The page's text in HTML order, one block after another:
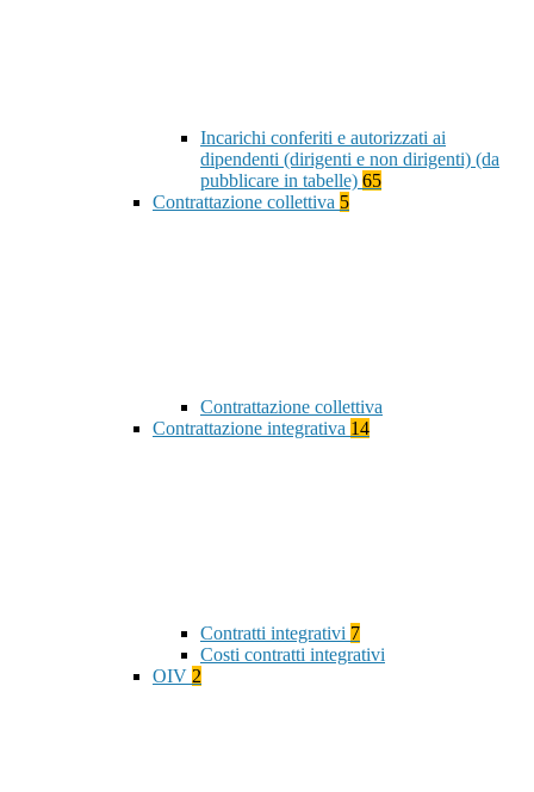
Incarichi conferiti e autorizzati ai
dipendenti (dirigenti e non dirigenti) (da
pubblicare in tabelle) 65
Contrattazione collettiva 5
Contrattazione collettiva
Contrattazione integrativa 14
Contratti integrativi 7
Costi contratti integrativi
OIV 2